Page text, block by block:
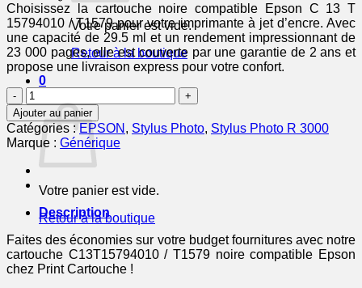
Votre panier est vide.
Retour à la boutique
0
Votre panier est vide.
Retour à la boutique
Choisissez la cartouche noire compatible Epson C 13 T
15794010 / T1579 pour votre imprimante à jet d’encre. Avec
une capacité de 29.5 ml et un rendement impressionnant de
23 000 pages, elle est couverte par une garantie de 2 ans et
propose une livraison express pour votre confort.
quantité
de
C13T15794010
/
T1579
-
cartouche
compatible
Epson
noire
Ajouter au panier
Catégories :EPSON , Stylus Photo, Stylus Photo R 3000
Marque : Générique
Description
Faites des économies sur votre budget fournitures avec notre
cartouche C13T15794010 / T1579 noire compatible Epson
chez Print Cartouche !